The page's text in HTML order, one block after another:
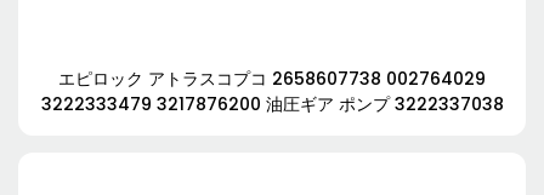
エピロック アトラスコプコ 2658607738 002764029
3222333479 3217876200 油圧ギア ポンプ 3222337038